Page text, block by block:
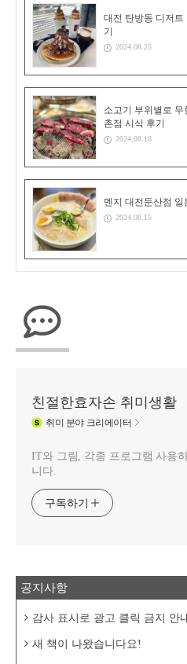
대전 탄방동 디저
기
2024.08.25
소고기 부위별로
촌점 시식 후기
2024.08.18
멘지 대전둔산점 일
2024.08.15
친절한효자손 취미생활
취미 분야 크리에이터
IT와 그림, 각종 프로그램 사용
니다.
구독하기
공지사항
감사 표시로 광고 클릭 금지 안
새 책이 나왔습니다요!